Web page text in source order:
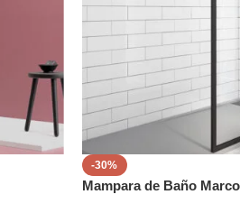
-30%
Mampara de Baño Marco